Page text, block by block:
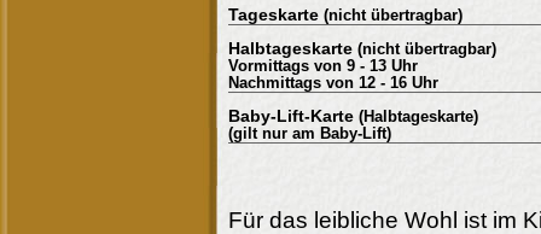
Tageskarte (nicht übertragbar)
Halbtageskarte (nicht übertragbar)
Vormittags von 9 - 13 Uhr
Nachmittags von 12 - 16 Uhr
Baby-Lift-Karte (Halbtageskarte)
(gilt nur am Baby-Lift)
Für das leibliche Wohl ist im